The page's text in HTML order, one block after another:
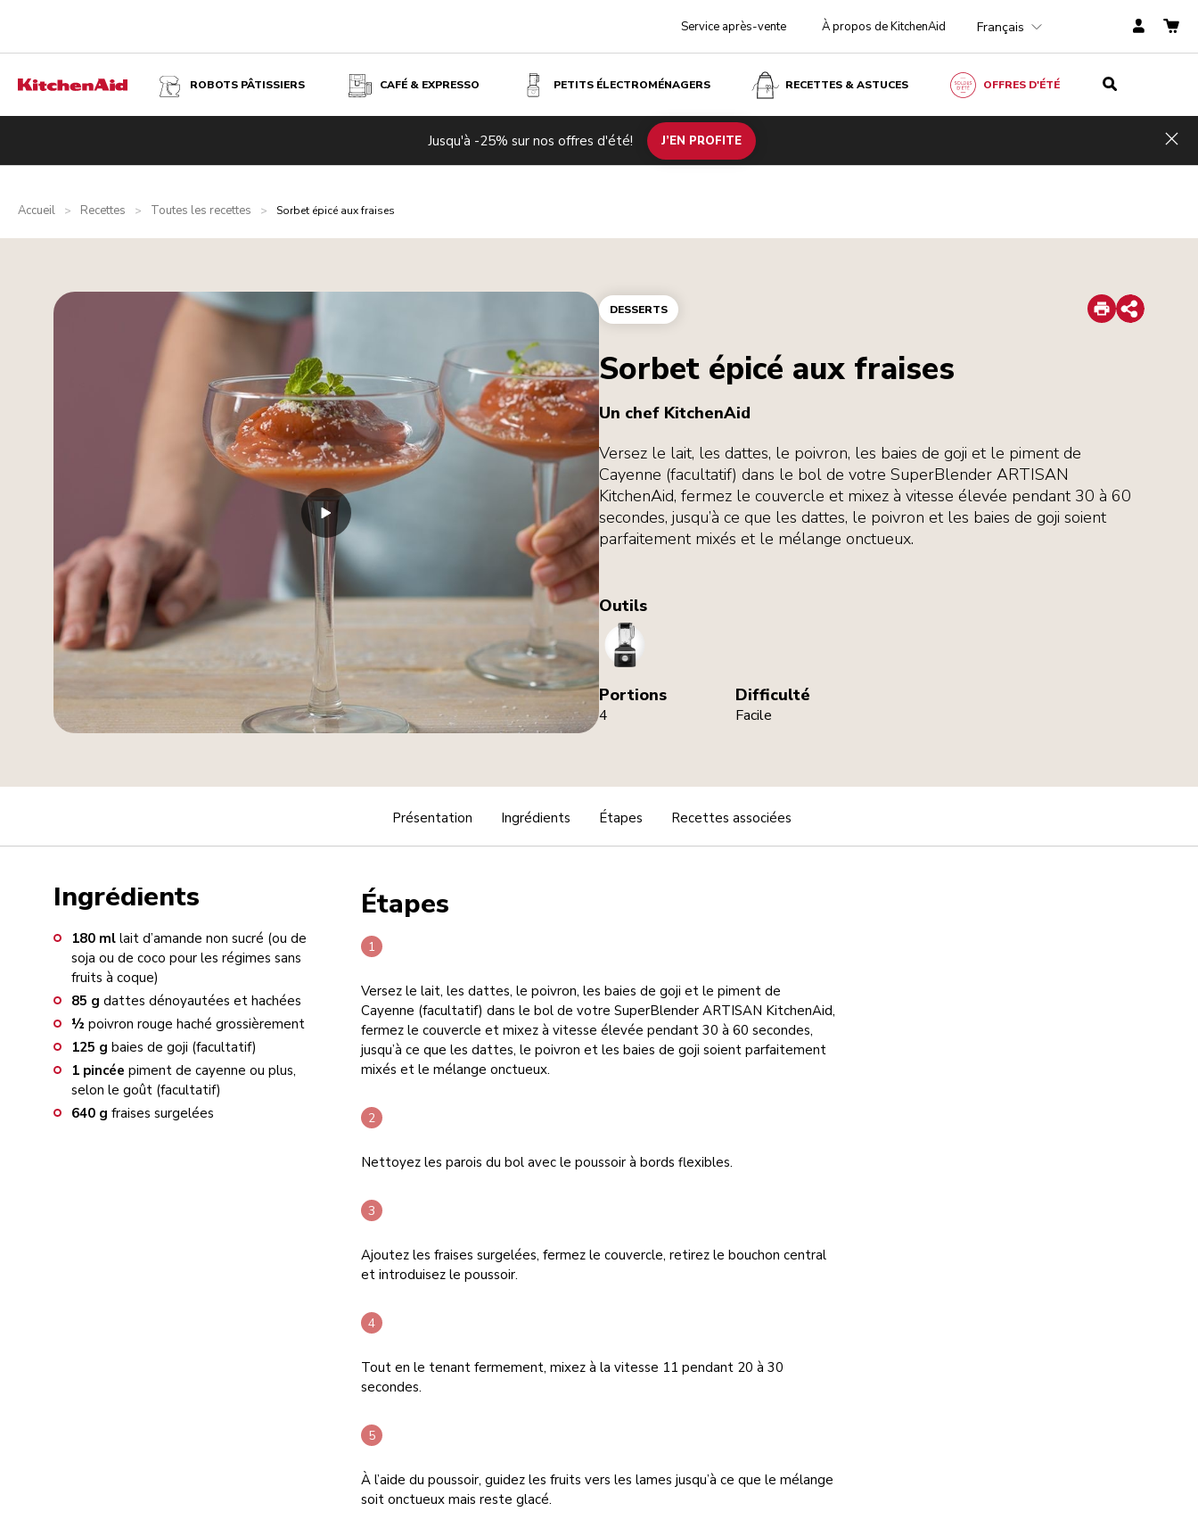
Service après-vente À propos de KitchenAid Français
ROBOTS PÂTISSIERS CAFÉ & EXPRESSO PETITS ÉLECTROMÉNAGERS RECETTES & ASTUCES OFFRES D'ÉTÉ
Jusqu'à -25% sur nos offres d'été! J’EN PROFITE
Accueil > Recettes > Toutes les recettes > Sorbet épicé aux fraises
DESSERTS Print
Share
Sorbet épicé aux fraises
Un chef KitchenAid
Versez le lait, les dattes, le poivron, les baies de goji et le piment de
Cayenne (facultatif) dans le bol de votre SuperBlender ARTISAN
KitchenAid, fermez le couvercle et mixez à vitesse élevée pendant 30 à 60
secondes, jusqu’à ce que les dattes, le poivron et les baies de goji soient
parfaitement mixés et le mélange onctueux.
Outils
Blender
Portions
4
Difficulté
Facile
Présentation Ingrédients Étapes Recettes associées
Ingrédients
180 ml lait d’amande non sucré (ou de
soja ou de coco pour les régimes sans
fruits à coque)
85 g dattes dénoyautées et hachées
½ poivron rouge haché grossièrement
125 g baies de goji (facultatif)
1 pincée piment de cayenne ou plus,
selon le goût (facultatif)
640 g fraises surgelées
Étapes
Versez le lait, les dattes, le poivron, les baies de goji et le piment de
Cayenne (facultatif) dans le bol de votre SuperBlender ARTISAN KitchenAid,
fermez le couvercle et mixez à vitesse élevée pendant 30 à 60 secondes,
jusqu’à ce que les dattes, le poivron et les baies de goji soient parfaitement
mixés et le mélange onctueux.
Nettoyez les parois du bol avec le poussoir à bords flexibles.
Ajoutez les fraises surgelées, fermez le couvercle, retirez le bouchon central
et introduisez le poussoir.
Tout en le tenant fermement, mixez à la vitesse 11 pendant 20 à 30
secondes.
À l’aide du poussoir, guidez les fruits vers les lames jusqu’à ce que le mélange
soit onctueux mais reste glacé.